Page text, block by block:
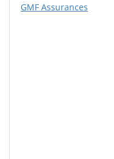
GMF Assurances